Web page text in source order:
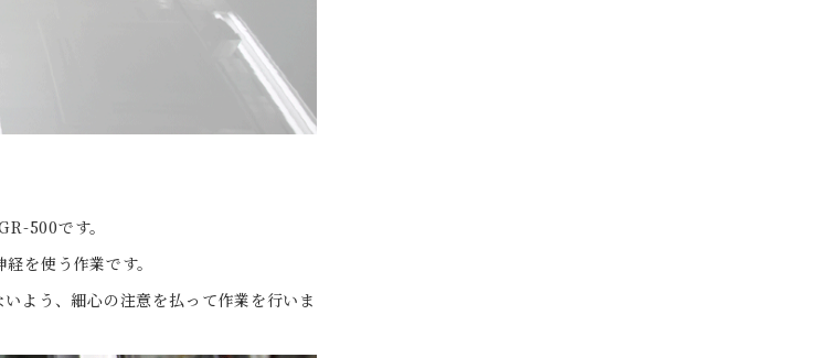
500です。
を使う作業です。
よう、細心の注意を払って作業を行いま